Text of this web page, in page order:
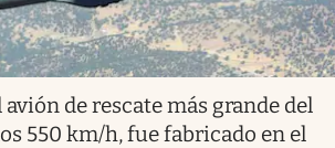
avión de rescate más grande del
550 km/h, fue fabricado en el